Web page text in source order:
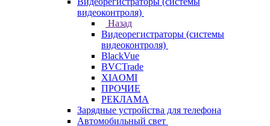
видеоконтроля)
Назад
Видеорегистраторы (системы
видеоконтроля)
BlackVue
BVCTrade
XIAOMI
ПРОЧИЕ
РЕКЛАМА
Зарядные устройства для телефона
Автомобильный свет